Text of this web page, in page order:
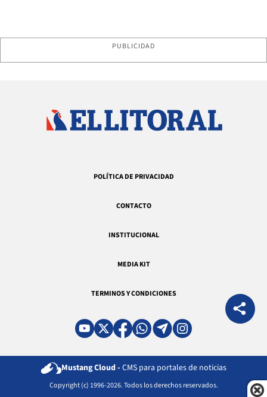
PUBLICIDAD
POLÍTICA DE PRIVACIDAD
CONTACTO
INSTITUCIONAL
MEDIA KIT
TERMINOS Y CONDICIONES
Mustang Cloud - CMS para portales de noticias
Copyright (c) 1996-2026. Todos los derechos reservados.